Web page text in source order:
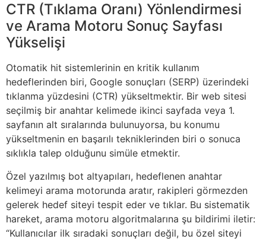
CTR (Tıklama Oranı) Yönlendirmesi
ve Arama Motoru Sonuç Sayfası
Yükselişi
Otomatik hit sistemlerinin en kritik kullanım
hedeflerinden biri, Google sonuçları (SERP) üzerindeki
tıklanma yüzdesini (CTR) yükseltmektir. Bir web sitesi
seçilmiş bir anahtar kelimede ikinci sayfada veya 1.
sayfanın alt sıralarında bulunuyorsa, bu konumu
yükseltmenin en başarılı tekniklerinden biri o sonuca
sıklıkla talep olduğunu simüle etmektir.
Özel yazılmış bot altyapıları, hedeflenen anahtar
kelimeyi arama motorunda aratır, rakipleri görmezden
gelerek hedef siteyi tespit eder ve tıklar. Bu sistematik
hareket, arama motoru algoritmalarına şu bildirimi iletir:
“Kullanıcılar ilk sıradaki sonuçları değil, bu özel siteyi